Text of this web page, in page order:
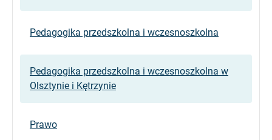
Pedagogika przedszkolna i wczesnoszkolna
Pedagogika przedszkolna i wczesnoszkolna w
Olsztynie i Kętrzynie
Prawo